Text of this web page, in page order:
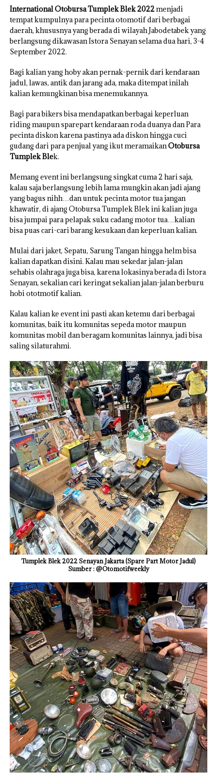
International Otobursa Tumplek Blek 2022menjadi
tempat kumpulnya para pecinta otomotif dari berbagai
daerah, khususnya yang berada di wilayah Jabodetabek yang
berlangsung dikawasan Istora Senayan selama dua hari, 3-4
September 2022.
Bagi kalian yang hoby akan pernak-pernik dari kendaraan
jadul, lawas, antik dan jarang ada, maka ditempat inilah
kalian kemungkinan bisa menemukannya.
Bagi para bikers bisa mendapatkan berbagai keperluan
riding maupun sparepart kendaraan roda duanya dan Para
pecinta diskon karena pastinya ada diskon hingga cuci
gudang dari para penjual yang ikut meramaikanOtobursa
Tumplek Blek.
Memang event ini berlangsung singkat cuma 2 hari saja,
kalau saja berlangsung lebih lama mungkin akan jadi ajang
yang bagus nihh…dan untuk pecinta motor tua jangan
khawatir, di ajang Otobursa Tumplek Blek ini kalian juga
bisa jumpai para pelapak suku cadang motor tua…kalian
bisa puas cari-cari barang kesukaan dan keperluan kalian.
Mulai dari jaket, Sepatu, Sarung Tangan hingga helm bisa
kalian dapatkan disini. Kalau mau sekedar jalan-jalan
sehabis olahraga juga bisa, karena lokasinya berada di Istora
Senayan, sekalian cari keringat sekalian jalan-jalan berburu
hobi ototmotif kalian.
Kalau kalian ke event ini pasti akan ketemu dari berbagai
komunitas, baik itu komunitas sepeda motor maupun
komunitas mobil dan beragam komunitas lainnya, jadi bisa
saling silaturahmi.
Tumplek Blek 2022 Senayan Jakarta (Spare Part Motor Jadul)
Sumber : @Otomotifweekly